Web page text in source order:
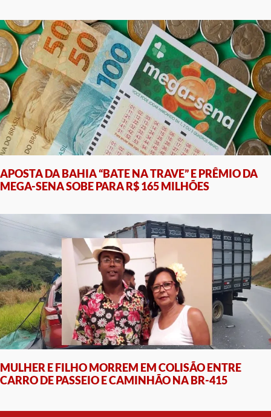
APOSTA DA BAHIA “BATE NA TRAVE” E PRÊMIO DA
MEGA-SENA SOBE PARA R$ 165 MILHÕES
MULHER E FILHO MORREM EM COLISÃO ENTRE
CARRO DE PASSEIO E CAMINHÃO NA BR-415